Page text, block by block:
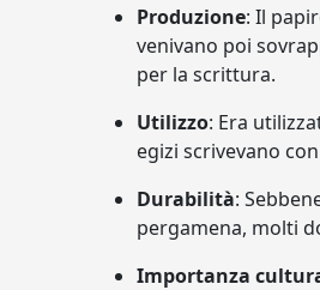
Produzione: Il
venivano poi
per la scrittura.
Utilizzo: Era
egizi scrivevano
Durabilità:
pergamena, molti
Importanza